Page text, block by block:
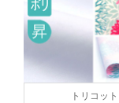
トリコット